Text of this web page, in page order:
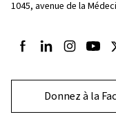
1045, avenue de la
Suivez-nous sur
Suivez-nous sur
Suivez-
Donnez à la